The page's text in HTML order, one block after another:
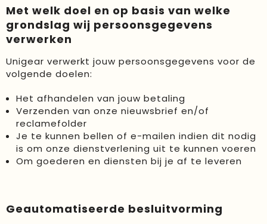
Met welk doel en op basis van welke
grondslag wij persoonsgegevens
verwerken
Unigear verwerkt jouw persoonsgegevens voor de
volgende doelen:
Het afhandelen van jouw betaling
Verzenden van onze nieuwsbrief en/of
reclamefolder
Je te kunnen bellen of e-mailen indien dit nodig
is om onze dienstverlening uit te kunnen voeren
Om goederen en diensten bij je af te leveren
Geautomatiseerde besluitvorming